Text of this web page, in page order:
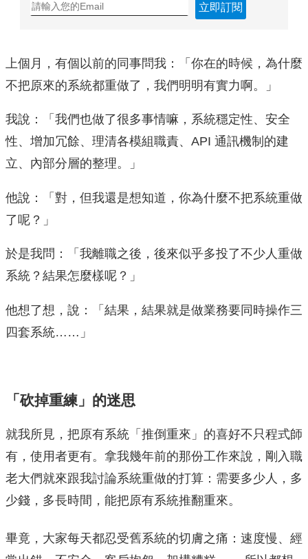
立即訂閱
上個月，有個以前的同事問我：「你在的時候，為什麼
不把原來的系統都重做了，我們明明有實力啊。」
我說：「我們也做了很多事情嘛，系統穩定性、安全
性、增加冗餘、理清各模組職責、API 通訊機制的建
立、內部分層的整理。」
他說：「對，但我還是想知道，你為什麼不把系統重做
了呢？」
於是我問：「我離職之後，後來似乎多投了不少人重做
系統？結果怎麼樣呢？」
他想了想，說：「結果，結果就是做業務要同時操作三
四套系統……」
「砍掉重練」的迷思
就我所見，把原有系統「推倒重來」的喜好不只程式師
有，使用者更有。拿我幾年前的那份工作來說，剛入職
老大們就來跟我討論系統重做的打算：需要多少人，多
少錢，多長時間，能把原有系統推翻重來。
畢竟，大家每天都忍受舊系統的切膚之痛：速度慢、經